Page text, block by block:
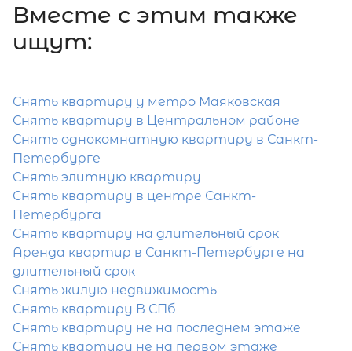
Вместе c этим также
ищут:
Снять квартиру у метро Маяковская
Снять квартиру в Центральном районе
Снять однокомнатную квартиру в Санкт-
Петербурге
Снять элитную квартиру
Снять квартиру в центре Санкт-
Петербурга
Снять квартиру на длительный срок
Аренда квартир в Санкт-Петербурге на
длительный срок
Снять жилую недвижимость
Снять квартиру В СПб
Снять квартиру не на последнем этаже
Снять квартиру не на первом этаже